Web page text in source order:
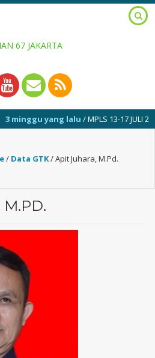
yang lalu/ MPLS 13-17 JULI 2026
/ Data GTK/Apit Juhara, M.Pd.